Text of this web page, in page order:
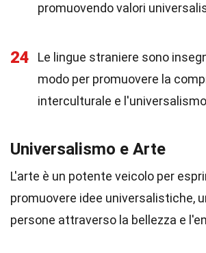
promuovendo valori
24
Le lingue straniere sono
modo per promuovere la
interculturale e
Universalismo e Arte
L'arte è un potente veicolo per
promuovere idee universalistiche,
persone attraverso la bellezza e